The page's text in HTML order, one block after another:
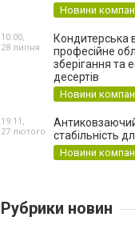
Новини
Кондитерська
професійне
зберігання та
десертів
Новини
10:00,
28 липня
стабільність
Новини
19:11,
27 лютого
Рубрики новин